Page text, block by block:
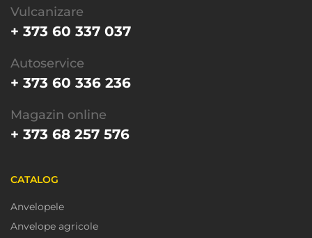
Vulcanizare
+ 373 60 337 037
Autoservice
+ 373 60 336 236
Magazin online
+ 373 68 257 576
CATALOG
Anvelopele
Anvelope agricole